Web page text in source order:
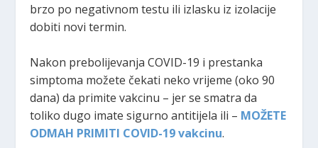
brzo po negativnom testu ili izlasku iz izolacije
dobiti novi termin.
Nakon prebolijevanja COVID-19 i prestanka
simptoma možete čekati neko vrijeme (oko 90
dana) da primite vakcinu – jer se smatra da
toliko dugo imate sigurno antitijela ili – MOŽETE
ODMAH PRIMITI COVID-19 vakcinu.